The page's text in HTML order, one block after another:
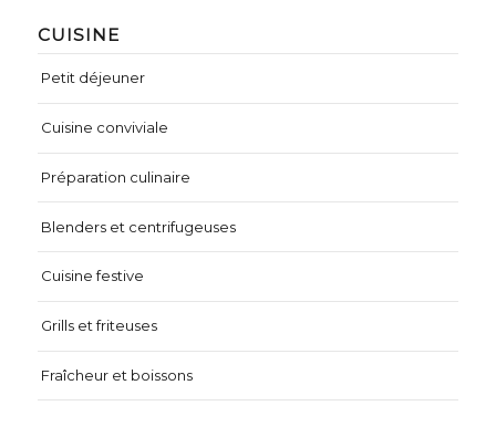
CUISINE
Petit déjeuner
Cuisine conviviale
Préparation culinaire
Blenders et centrifugeuses
Cuisine festive
Grills et friteuses
Fraîcheur et boissons